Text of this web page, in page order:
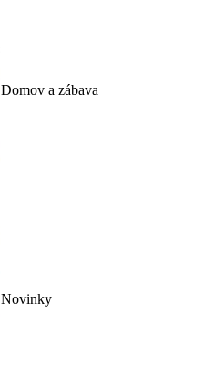
Domov a zábava
Novinky